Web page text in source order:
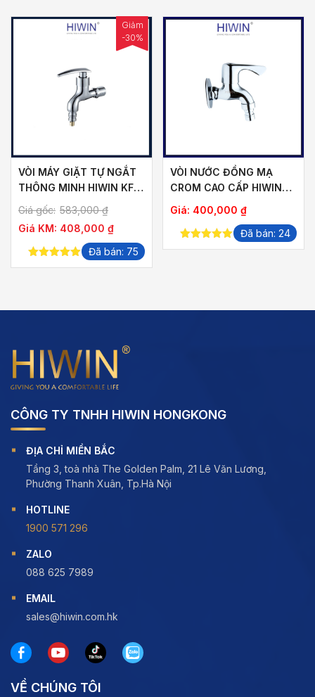
VÒI MÁY GIẶT TỰ NGẮT
THÔNG MINH HIWIN KF-
Giá gốc: 583,000₫
Giá KM: 408,000 ₫
Giảm
-30%
5.00out of
Đã bán: 75
VÒI NƯỚC ĐỒNG MẠ
CROM CAO CẤP HIWIN
KF-2022
Giá: 400,000 ₫
5.00out of
Đã bán: 24
CÔNG TY TNHH HIWIN HONGKONG
ĐỊA CHỈ MIỀN BẮC
Tầng 3, toà nhà The Golden Palm, 21 Lê Văn Lương,
Phường Thanh Xuân, Tp.Hà Nội
HOTLINE
1900 571 296
ZALO
088 625 7989
EMAIL
sales@hiwin.com.hk
VỀ CHÚNG TÔI